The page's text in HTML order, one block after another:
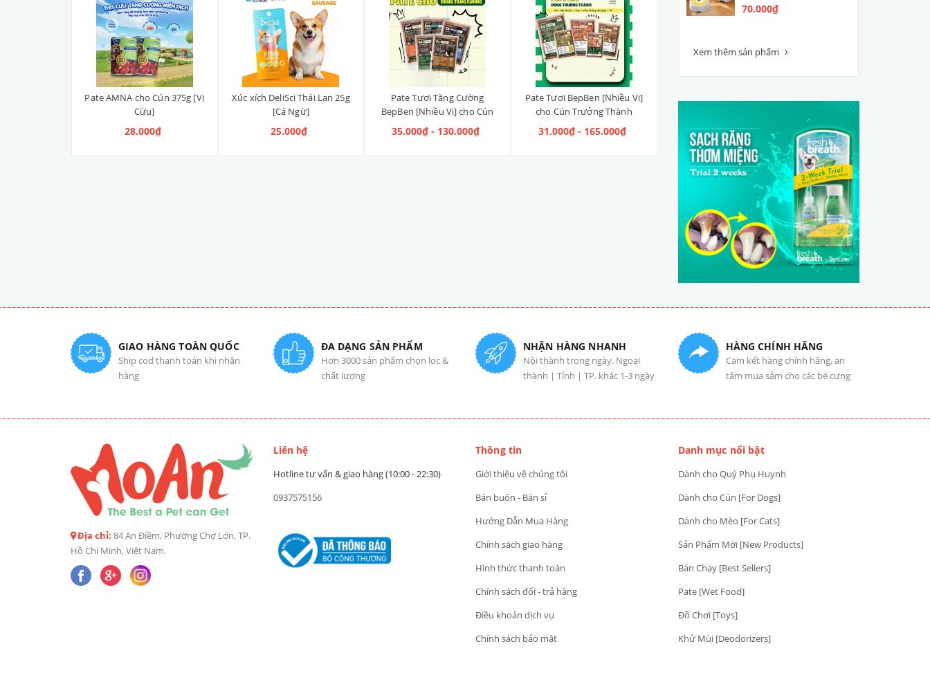
Pate AMNA cho Cún 375g [Vị
Cừu]
28.000₫
Xúc xích DeliSci Thái Lan 25g
[Cá Ngừ]
25.000₫
Pate Tươi Tăng Cường
BepBen [Nhiều Vị] cho Cún
Con
35.000₫ - 130.000₫
Pate Tươi BepBen [Nhiều Vị]
cho Cún Trưởng Thành
31.000₫ - 165.000₫
Vị] cho Cún
39.000₫ - 47.000₫
Hàn Quốc - Hỗ Trợ Điều
Tiêu Hoá & Chống Dị Ứng
Cún 1.4kg
70.000₫
Xem thêm sản phẩm
GIAO HÀNG TOÀN QUỐC
Ship cod thanh toán khi nhận
hàng
ĐA DẠNG SẢN PHẨM
Hơn 3000 sản phẩm chọn lọc &
chất lượng
NHẬN HÀNG NHANH
Nội thành trong ngày. Ngoại
thành | Tỉnh | TP. khác 1-3 ngày
HÀNG CHÍNH HÃNG
Cam kết hàng chính hãng, an
tâm mua sắm cho các bé cưng
Địa chỉ: 84 An Điềm, Phường Chợ Lớn, TP.
Hồ Chí Minh, Việt Nam.
Liên hệ
Hotline tư vấn & giao hàng (10:00 - 22:30)
0937575156
Thông tin
Giới thiệu về chúng tôi
Bán buôn - Bán sỉ
Hướng Dẫn Mua Hàng
Chính sách giao hàng
Hình thức thanh toán
Chính sách đổi - trả hàng
Điều khoản dịch vụ
Chính sách bảo mật
Danh mục nổi bật
Dành cho Quý Phụ Huynh
Dành cho Cún [For Dogs]
Dành cho Mèo [For Cats]
Sản Phẩm Mới [New Products]
Bán Chạy [Best Sellers]
Pate [Wet Food]
Đồ Chơi [Toys]
Khử Mùi [Deodorizers]